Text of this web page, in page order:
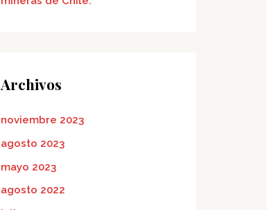
Archivos
noviembre 2023
agosto 2023
mayo 2023
agosto 2022